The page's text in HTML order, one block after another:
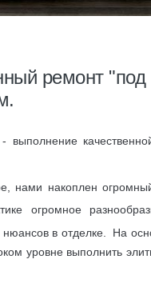
ремонт
нами накоплен
огромное
в отделке. На
уровне выполнить